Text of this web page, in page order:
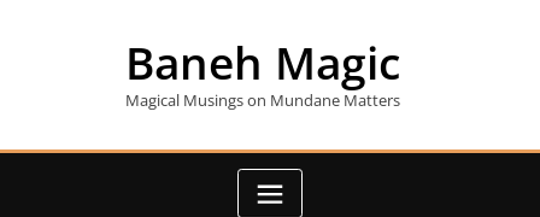
Baneh Magic
Magical Musings on Mundane Matters